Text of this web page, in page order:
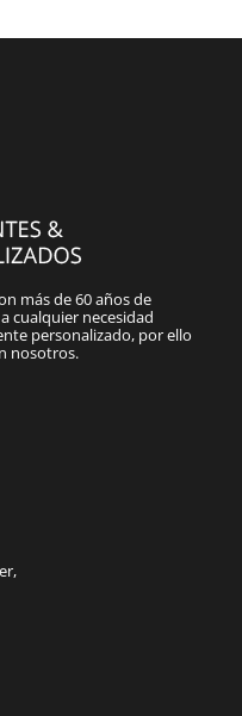
más de 60 años de
cualquier necesidad
personalizado, por ello
nosotros.